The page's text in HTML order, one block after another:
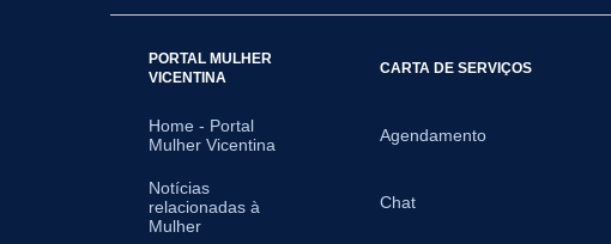
PORTAL MULHER
VICENTINA
Home - Portal
Mulher Vicentina
Notícias
relacionadas à
Mulher
CARTA DE SERVIÇOS
Agendamento
Chat